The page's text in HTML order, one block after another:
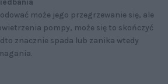
może jego przegrzewanie się, ale
pompy, może się to skończyć
znacznie spada lub zanika wtedy